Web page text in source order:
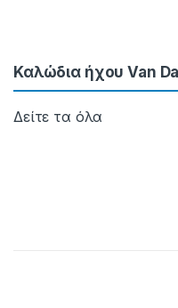
Καλώδια ήχου Van